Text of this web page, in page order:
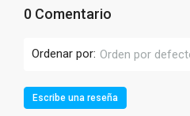
0 Comentario
Ordenar por: Orden por
Escribe una reseña